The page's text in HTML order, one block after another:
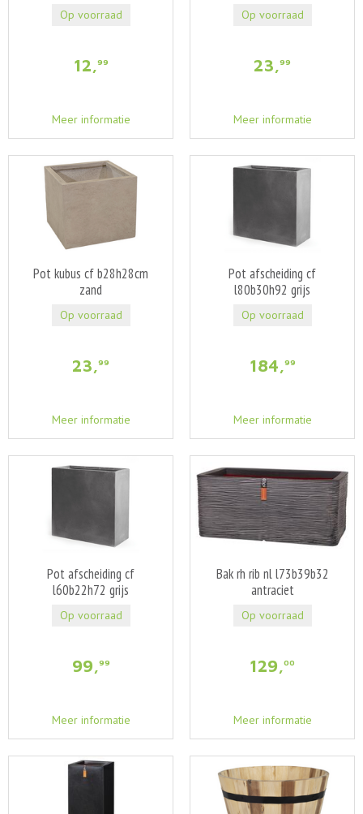
12,99
Meer informatie
Op voorraad
23,99
Meer informatie
Op voorraad
Pot kubus cf b28h28cm
zand
23,99
Meer informatie
Op voorraad
Pot afscheiding cf
l80b30h92 grijs
184,99
Meer informatie
Op voorraad
Pot afscheiding cf
l60b22h72 grijs
99,99
Meer informatie
Op voorraad
Bak rh rib nl l73b39b32
antraciet
129,00
Meer informatie
Op voorraad